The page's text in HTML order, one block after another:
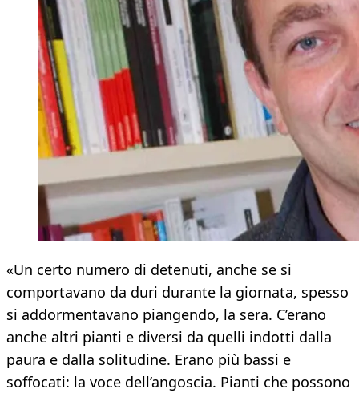
«Un certo numero di detenuti, anche se si
comportavano da duri durante la giornata, spesso
si addormentavano piangendo, la sera. C’erano
anche altri pianti e diversi da quelli indotti dalla
paura e dalla solitudine. Erano più bassi e
soffocati: la voce dell’angoscia. Pianti che possono